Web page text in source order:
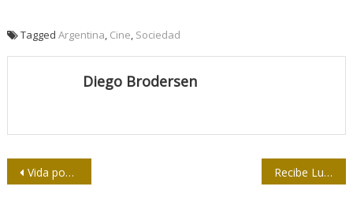
Tagged Argentina, Cine, Sociedad
Diego Brodersen
Navegación
Vida pos pandémica: Sé el responsable Recibe Luis Machado Ordetx la Medalla Raúl Gómez García